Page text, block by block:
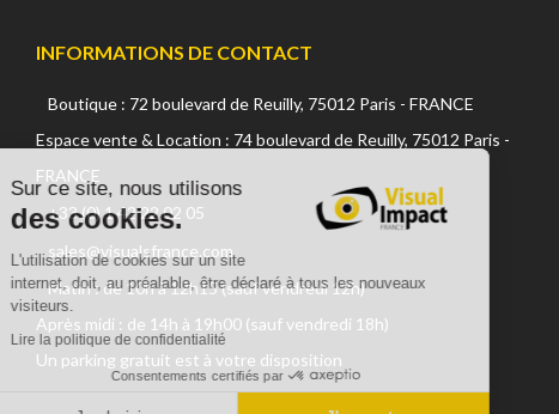
INFORMATIONS DE CONTACT
Boutique : 72 boulevard de Reuilly, 75012 Paris - FRANCE
Espace vente & Location : 74 boulevard de Reuilly, 75012 Paris -
FRANCE
+33 (0) 1 42 22 02 05
sales@visualsfrance.com
Matin : de 10h à 12h15 (sauf vendredi 12h)
Après midi : de 14h à 19h00 (sauf vendredi 18h)
Un parking gratuit est à votre disposition
Sur ce site, nous utilisons
des cookies.
L'utilisation de cookies sur un site
internet, doit, au préalable, être déclaré à tous les nouveaux
visiteurs.
Lire la politique de confidentialité
Consentements certifiés par